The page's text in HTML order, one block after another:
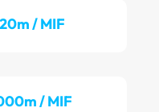
/ MIF
/ MIF